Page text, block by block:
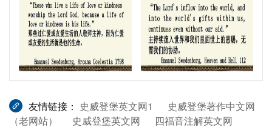
友情链接： 史威登堡英文网1
史威登堡著作中文网
（老网站）
史威登堡英文网 四福音注解英文网